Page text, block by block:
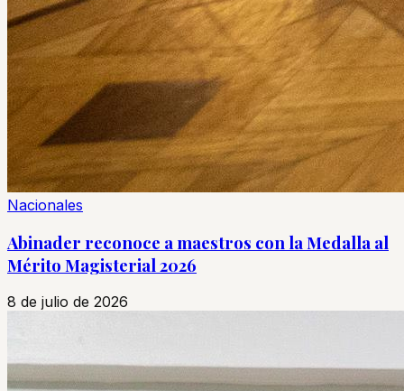
Nacionales
Abinader reconoce a maestros con la Medalla al
Mérito Magisterial 2026
8 de julio de 2026